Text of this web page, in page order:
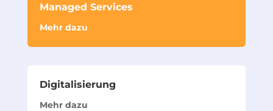
Managed Services
Mehr dazu
Digitalisierung
Mehr dazu